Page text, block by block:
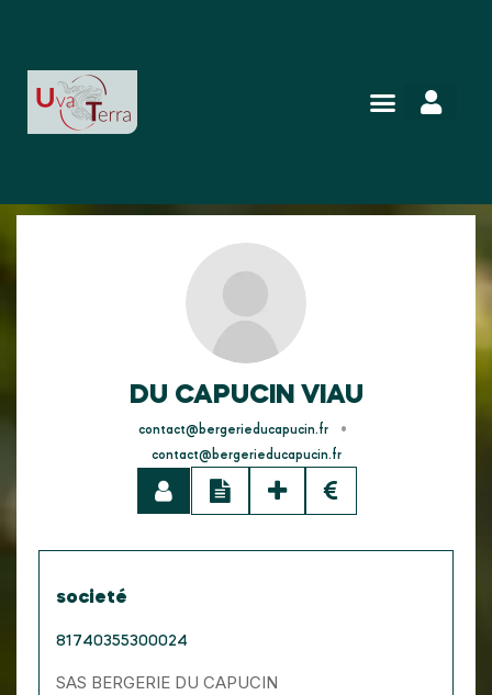
DU CAPUCIN VIAU
contact@bergerieducapucin.fr •
contact@bergerieducapucin.fr
societé
81740355300024
SAS BERGERIE DU CAPUCIN